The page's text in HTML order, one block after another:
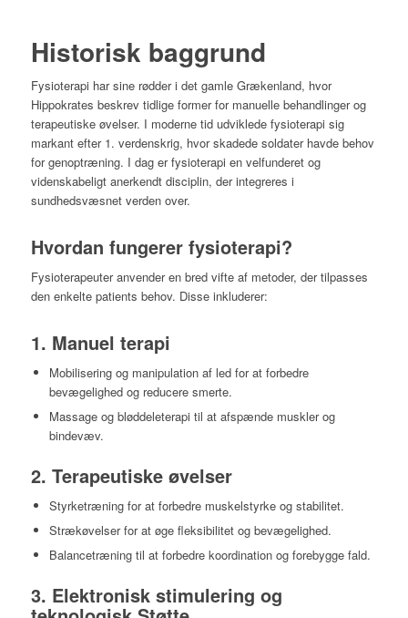
Historisk baggrund
Fysioterapi har sine rødder i det gamle Grækenland, hvor
Hippokrates beskrev tidlige former for manuelle behandlinger og
terapeutiske øvelser. I moderne tid udviklede fysioterapi sig
markant efter 1. verdenskrig, hvor skadede soldater havde behov
for genoptræning. I dag er fysioterapi en velfunderet og
videnskabeligt anerkendt disciplin, der integreres i
sundhedsvæsnet verden over.
Hvordan fungerer fysioterapi?
Fysioterapeuter anvender en bred vifte af metoder, der tilpasses
den enkelte patients behov. Disse inkluderer:
1. Manuel terapi
Mobilisering og manipulation af led for at forbedre
bevægelighed og reducere smerte.
Massage og bløddeleterapi til at afspænde muskler og
bindevæv.
2. Terapeutiske øvelser
Styrketræning for at forbedre muskelstyrke og stabilitet.
Strækøvelser for at øge fleksibilitet og bevægelighed.
Balancetræning til at forbedre koordination og forebygge fald.
3. Elektronisk stimulering og